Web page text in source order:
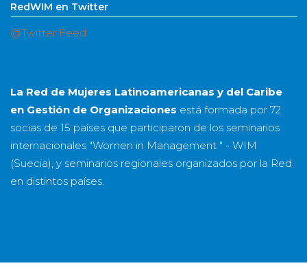
RedWIM en Twitter
@Twitter Feed
La Red de Mujeres Latinoamericanas y del Caribe
en Gestión de Organizaciones está formada por 72
socias de 15 países que participaron de los seminarios
internacionales "Women in Management " - WIM
(Suecia), y seminarios regionales organizados por la Red
en distintos países.